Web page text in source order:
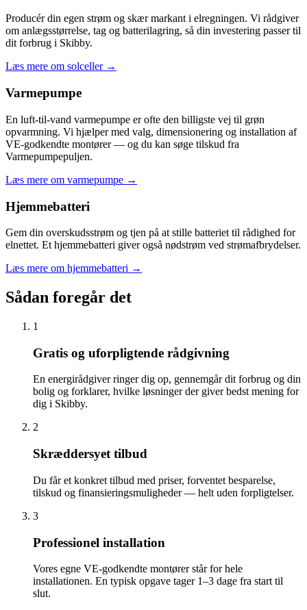
Producér din egen strøm og skær markant i elregningen. Vi rådgiver
om anlægsstørrelse, tag og batterilagring, så din investering passer til
dit forbrug i Skibby.
Læs mere om solceller →
Varmepumpe
En luft-til-vand varmepumpe er ofte den billigste vej til grøn
opvarmning. Vi hjælper med valg, dimensionering og installation af
VE-godkendte montører — og du kan søge tilskud fra
Varmepumpepuljen.
Læs mere om varmepumpe →
Hjemmebatteri
Gem din overskudsstrøm og tjen på at stille batteriet til rådighed for
elnettet. Et hjemmebatteri giver også nødstrøm ved strømafbrydelser.
Læs mere om hjemmebatteri →
Sådan foregår det
1
Gratis og uforpligtende rådgivning
En energirådgiver ringer dig op, gennemgår dit forbrug og din
bolig og forklarer, hvilke løsninger der giver bedst mening for
dig i Skibby.
2
Skræddersyet tilbud
Du får et konkret tilbud med priser, forventet besparelse,
tilskud og finansieringsmuligheder — helt uden forpligtelser.
3
Professionel installation
Vores egne VE-godkendte montører står for hele
installationen. En typisk opgave tager 1–3 dage fra start til
slut.